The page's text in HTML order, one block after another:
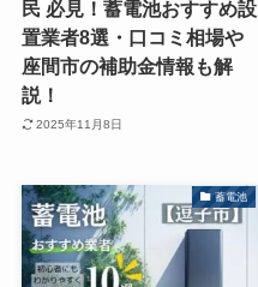
民 必見！蓄電池おすすめ設
置業者8選・口コミ相場や
座間市の補助金情報も解
説！
2025年11月8日
蓄電池